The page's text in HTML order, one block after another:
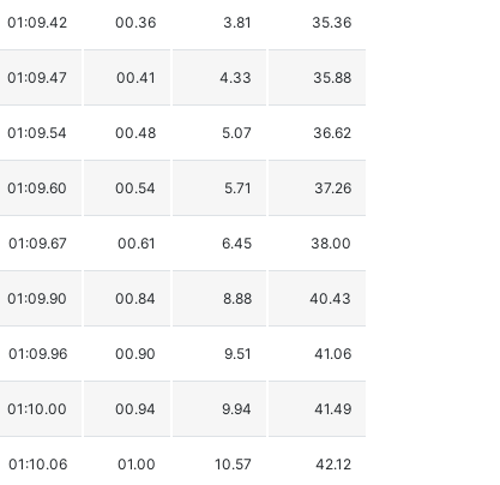
01:09.42 00.36 3.81 35.36
01:09.47 00.41 4.33 35.88
01:09.54 00.48 5.07 36.62
01:09.60 00.54 5.71 37.26
01:09.67 00.61 6.45 38.00
01:09.90 00.84 8.88 40.43
01:09.96 00.90 9.51 41.06
01:10.00 00.94 9.94 41.49
01:10.06 01.00 10.57 42.12